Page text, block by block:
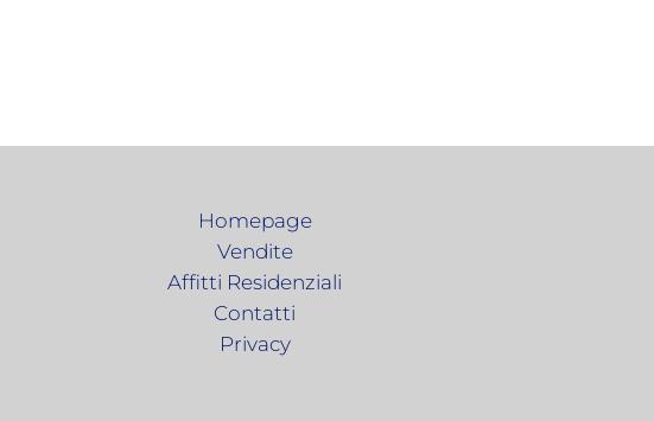
Homepage
Vendite
Affitti Residenziali
Contatti
Privacy